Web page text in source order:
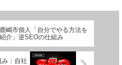
鹿嶋市個人「自分でやる方法を
紹介」逆SEOの仕組み
み：自社